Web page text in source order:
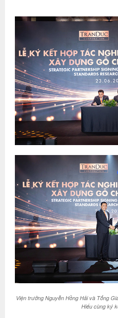
Viện trưởng Nguyễn Hồng Hải và Tổng
Hiếu cùng ký